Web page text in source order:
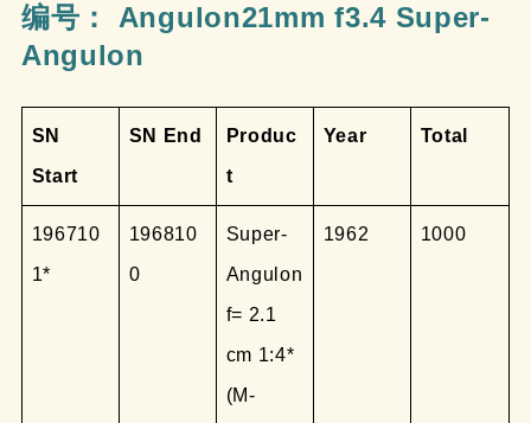
编号： Angulon21mm f3.4 Super-
Angulon
SN
Start
SN End
Produc
t
Year Total
196710
1*
196810
0
Super-
Angulon
f= 2.1
cm 1:4*
(M-
1962 1000